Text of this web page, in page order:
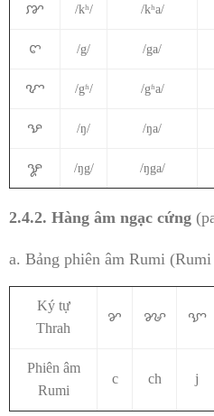
ꨇ /kʰ/ /kʰa/
ꨈ /g/ /ga/
ꨉ /gʱ/ /gʱa/
ꨊ /ŋ/ /ŋa/
ꨋ /ŋg/ /ŋga/
2.4.2. Hàng âm ngạc cứng
a. Bảng phiên âm Rumi
Ký tự
Thrah
ꨌ ꨍ ꨎ
Phiên âm
Rumi
c ch j